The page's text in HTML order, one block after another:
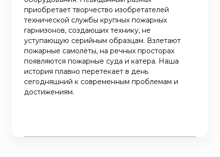
приобретает творчество изобретателей
технической службы крупных пожарных
гарнизонов, создающих технику, не
уступающую серийным образцам. Взлетают
пожарные самолёты, на речных просторах
появляются пожарные суда и катера. Наша
история плавно перетекает в день
сегодняшний к современным проблемам и
достижениям.